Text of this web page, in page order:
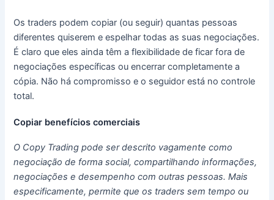
Os traders podem copiar (ou seguir) quantas pessoas
diferentes quiserem e espelhar todas as suas negociações.
É claro que eles ainda têm a flexibilidade de ficar fora de
negociações específicas ou encerrar completamente a
cópia. Não há compromisso e o seguidor está no controle
total.
Copiar benefícios comerciais
O Copy Trading pode ser descrito vagamente como
negociação de forma social, compartilhando informações,
negociações e desempenho com outras pessoas.Mais
especificamente, permite que os traders sem tempo ou